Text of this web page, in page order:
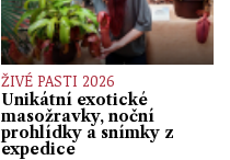
ŽIVÉ PASTI 2026
Unikátní exotické
masožravky, noční
prohlídky a snímky z
expedice